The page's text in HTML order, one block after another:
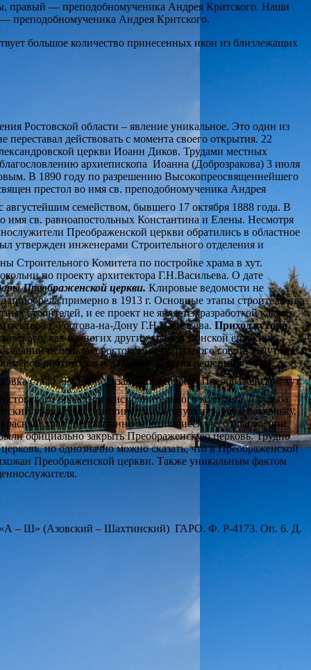
правый — преподобномученика Андрея Критского. Наши
преподобномученика Андрея Критского.
большое количество принесенных икон из близлежащих
Ростовской области – явление уникальное. Это один из
действовать с момента своего открытия. 22
церкви Иоанн Диков. Трудами местных
архиепископа Иоанна (Доброзракова) 3 июля
В 1890 году по разрешению Высокопреосвященнейшего
престол во имя св. преподобномученика Андрея
семейством, бывшего 17 октября 1888 года. В
св. равноапостольных Константина и Елены. Несмотря
Преображенской церкви обратились в областное
утвержден инженерами Строительного отделения и
Строительного Комитета по постройке храма в хут.
по проекту архитектора Г.Н.Васильева. О дате
Преображенской церкви. Клировые ведомости не
примерно в 1913 г. Основные этапы строительства
строителей, и ее проект не является разработкой какого-
г. Ростова-на-Дону Г.Н.Васильева. Приход хутора
как и многих других храмов Донской епархии,
исполкома ростовского областного совета депутатов
протоколов и датами принятия решений о
стало «Решение о закрытии церкви Преображенской хут.
областного исполнительного комитета, и судьба
храм имеет поистине уникальную историю, поскольку,
храм, непрестанно заботившиеся о его благолепии,
официально закрыть Преображенскую церковь. Трудно
но однозначно можно сказать, что в Преображенской
Преображенской церкви. Также уникальным фактом
«А – Ш» (Азовский – Шахтинский) ГАРО. Ф. Р-4173. Оп. 6. Д.